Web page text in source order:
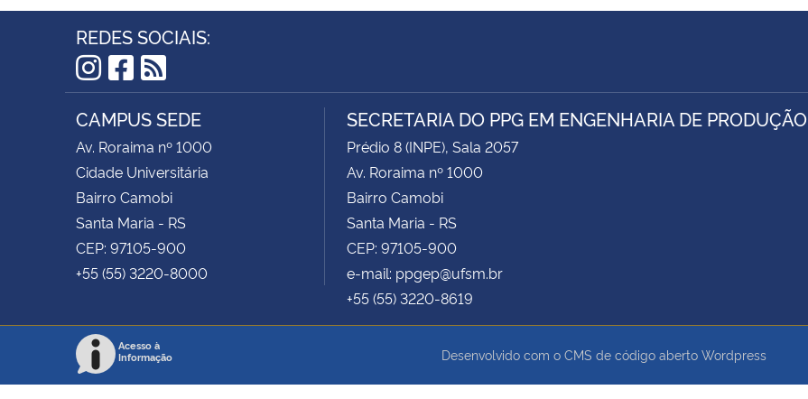
REDES SOCIAIS:
Instagram
Facebook
RSS
CAMPUS SEDE
Av. Roraima nº 1000
Cidade Universitária
Bairro Camobi
Santa Maria - RS
CEP: 97105-900
+55 (55) 3220-8000
SECRETARIA DO PPG EM ENGENHARIA DE PRODUÇÃO
Prédio 8 (INPE), Sala 2057
Av. Roraima nº 1000
Bairro Camobi
Santa Maria - RS
CEP: 97105-900
e-mail: ppgep@ufsm.br
+55 (55) 3220-8619
Acesso à
Informação
Desenvolvido com o CMS de código aberto Wordpress